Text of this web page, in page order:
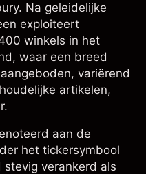
Na geleidelijke
exploiteert
winkels in het
waar een breed
variërend
artikelen,
aan de
het tickersymbool
stevig verankerd als